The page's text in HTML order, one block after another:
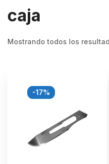
caja
Mostrando todos los
-17%